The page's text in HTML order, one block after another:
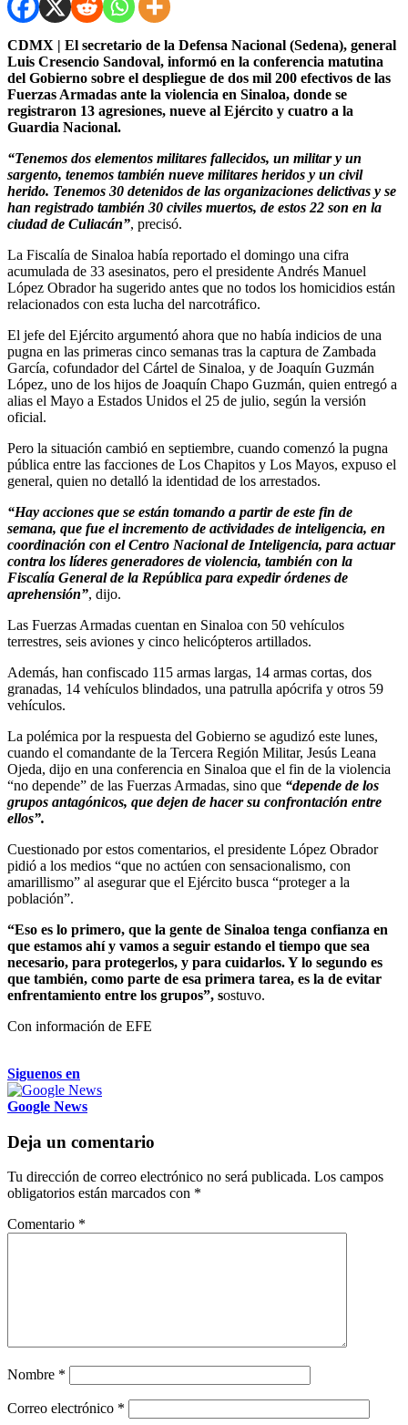
CDMX | El secretario de la Defensa Nacional (Sedena), general
Luis Cresencio Sandoval, informó en la conferencia matutina
del Gobierno sobre el despliegue de dos mil 200 efectivos de las
Fuerzas Armadas ante la violencia en Sinaloa, donde se
registraron 13 agresiones, nueve al Ejército y cuatro a la
Guardia Nacional.
“Tenemos dos elementos militares fallecidos, un militar y un
sargento, tenemos también nueve militares heridos y un civil
herido. Tenemos 30 detenidos de las organizaciones delictivas y se
han registrado también 30 civiles muertos, de estos 22 son en la
ciudad de Culiacán”, precisó.
La Fiscalía de Sinaloa había reportado el domingo una cifra
acumulada de 33 asesinatos, pero el presidente Andrés Manuel
López Obrador ha sugerido antes que no todos los homicidios están
relacionados con esta lucha del narcotráfico.
El jefe del Ejército argumentó ahora que no había indicios de una
pugna en las primeras cinco semanas tras la captura de Zambada
García, cofundador del Cártel de Sinaloa, y de Joaquín Guzmán
López, uno de los hijos de Joaquín Chapo Guzmán, quien entregó a
alias el Mayo a Estados Unidos el 25 de julio, según la versión
oficial.
Pero la situación cambió en septiembre, cuando comenzó la pugna
pública entre las facciones de Los Chapitos y Los Mayos, expuso el
general, quien no detalló la identidad de los arrestados.
“Hay acciones que se están tomando a partir de este fin de
semana, que fue el incremento de actividades de inteligencia, en
coordinación con el Centro Nacional de Inteligencia, para actuar
contra los líderes generadores de violencia, también con la
Fiscalía General de la República para expedir órdenes de
aprehensión”, dijo.
Las Fuerzas Armadas cuentan en Sinaloa con 50 vehículos
terrestres, seis aviones y cinco helicópteros artillados.
Además, han confiscado 115 armas largas, 14 armas cortas, dos
granadas, 14 vehículos blindados, una patrulla apócrifa y otros 59
vehículos.
La polémica por la respuesta del Gobierno se agudizó este lunes,
cuando el comandante de la Tercera Región Militar, Jesús Leana
Ojeda, dijo en una conferencia en Sinaloa que el fin de la violencia
“no depende” de las Fuerzas Armadas, sino que “depende de los
grupos antagónicos, que dejen de hacer su confrontación entre
ellos”.
Cuestionado por estos comentarios, el presidente López Obrador
pidió a los medios “que no actúen con sensacionalismo, con
amarillismo” al asegurar que el Ejército busca “proteger a la
población”.
“Eso es lo primero, que la gente de Sinaloa tenga confianza en
que estamos ahí y vamos a seguir estando el tiempo que sea
necesario, para protegerlos, y para cuidarlos. Y lo segundo es
que también, como parte de esa primera tarea, es la de evitar
enfrentamiento entre los grupos”, sostuvo.
Con información de EFE
Siguenos en
Google News
Deja un comentario
Tu dirección de correo electrónico no será publicada. Los campos
obligatorios están marcados con *
Comentario *
Nombre *
Correo electrónico *